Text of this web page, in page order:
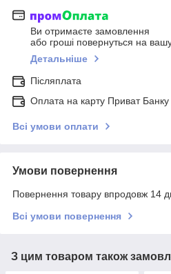
Ви отримаєте замовлення
або гроші повернуться на
Детальніше
Післяплата
Оплата на карту Приват Банку
Всі умови оплати
Умови повернення
Повернення товару впродовж 14
Всі умови повернення
З цим товаром також